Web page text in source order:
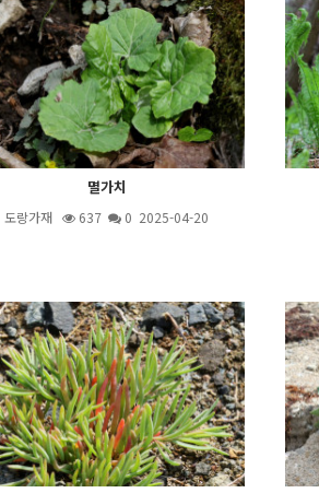
멸가치
도랑가재 637 0 2025-04-20